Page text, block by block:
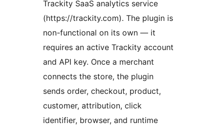
Trackity SaaS analytics service
(https://trackity.com). The plugin is
non-functional on its own — it
requires an active Trackity account
and API key. Once a merchant
connects the store, the plugin
sends order, checkout, product,
customer, attribution, click
identifier, browser, and runtime